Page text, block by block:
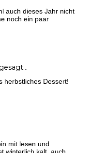
auch dieses Jahr nicht
noch ein paar
herbstliches Dessert!
mit lesen und
winterlich kalt, auch